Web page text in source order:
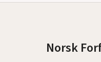
Norsk